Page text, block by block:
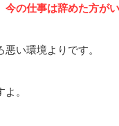
今の仕事は辞めた方が
い環境よりです。
。